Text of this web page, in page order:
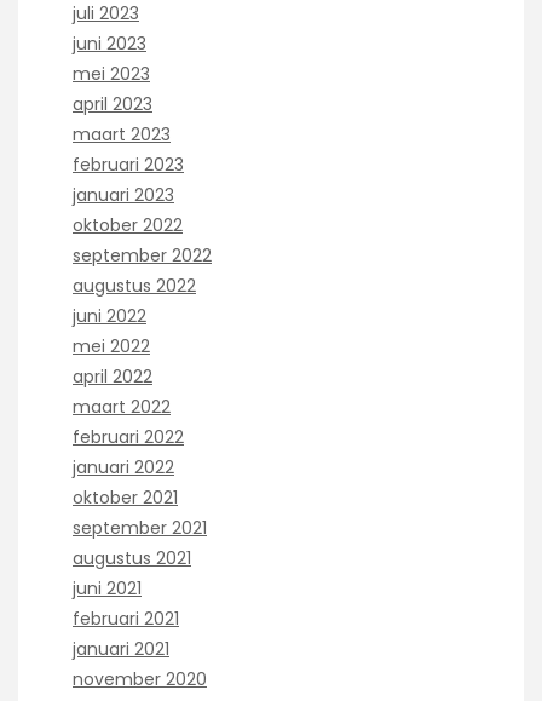
juli 2023
juni 2023
mei 2023
april 2023
maart 2023
februari 2023
januari 2023
oktober 2022
september 2022
augustus 2022
juni 2022
mei 2022
april 2022
maart 2022
februari 2022
januari 2022
oktober 2021
september 2021
augustus 2021
juni 2021
februari 2021
januari 2021
november 2020